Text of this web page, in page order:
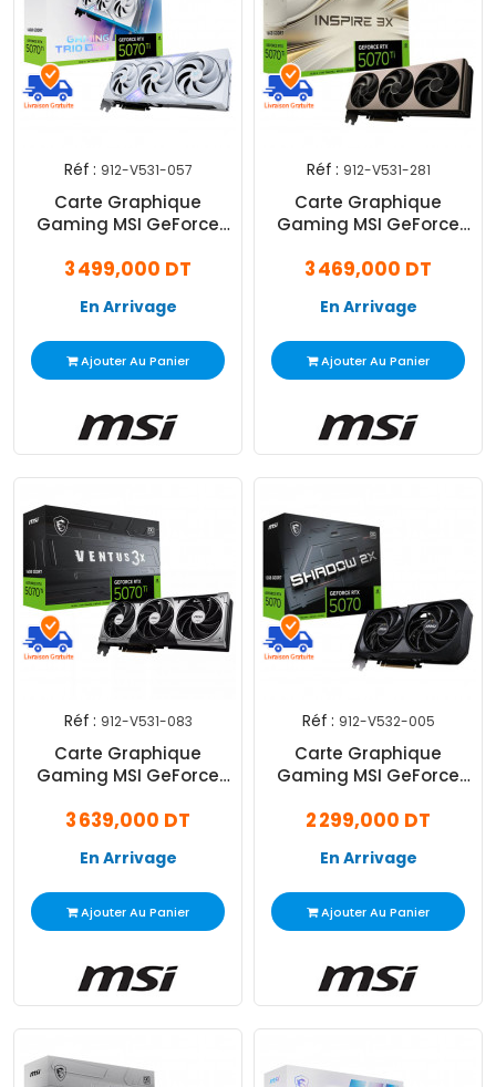
Réf : 912-V531-057
Carte Graphique
Gaming MSI GeForce
Trio OC
3 499,000 DT
En Arrivage
Ajouter Au Panier
Réf : 912-V531-281
Carte Graphique
Gaming MSI GeForce
Inspire 3X OC Plus
3 469,000 DT
En Arrivage
Ajouter Au Panier
Réf : 912-V531-083
Carte Graphique
Gaming MSI GeForce
Ventus 3X OC
3 639,000 DT
En Arrivage
Ajouter Au Panier
Réf : 912-V532-005
Carte Graphique
Gaming MSI GeForce
Shadow 2X OC
2 299,000 DT
En Arrivage
Ajouter Au Panier